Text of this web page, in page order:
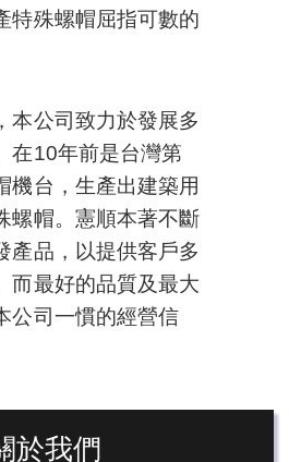
於我們
特殊螺帽屈指可數的
本公司致力於發展多
在10年前是台灣第
機台，生產出建築用
螺帽。憲順本著不斷
產品，以提供客戶多
而最好的品質及最大
公司一慣的經營信